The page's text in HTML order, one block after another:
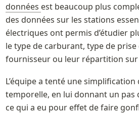
données est beaucoup plus
des données sur les stations
électriques ont permis d’étudier
le type de carburant, type de
fournisseur ou leur répartition
L’équipe a tenté une simplification
temporelle, en lui donnant un pas
ce qui a eu pour effet de faire